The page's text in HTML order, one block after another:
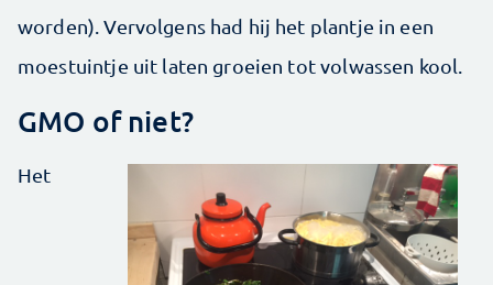
worden). Vervolgens had hij het plantje in een
moestuintje uit laten groeien tot volwassen kool.
GMO of niet?
Het